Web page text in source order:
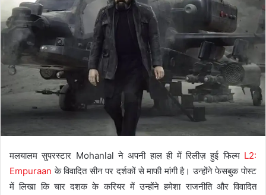
मलयालम सुपरस्टार Mohanlal ने अपनी हाल ही में रिलीज़ हुई फिल्मL2:
Empuraan के विवादित सीन पर दर्शकों से माफी मांगी है। उन्होंने फेसबुक पोस्ट
में लिखा कि चार दशक के करियर में उन्होंने हमेशा राजनीति और विवादित